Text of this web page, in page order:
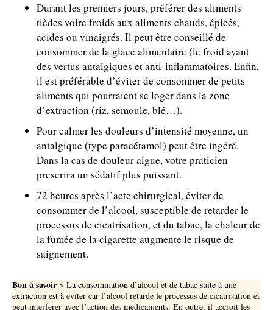
Durant les premiers jours, préférer des aliments
tièdes voire froids aux aliments chauds, épicés,
acides ou vinaigrés. Il peut être conseillé de
consommer de la glace alimentaire (le froid ayant
des vertus antalgiques et anti-inflammatoires. Enfin,
il est préférable d’éviter de consommer de petits
aliments qui pourraient se loger dans la zone
d’extraction (riz, semoule, blé…).
Pour calmer les douleurs d’intensité moyenne, un
antalgique (type paracétamol) peut être ingéré.
Dans la cas de douleur aigue, votre praticien
prescrira un sédatif plus puissant.
72 heures après l’acte chirurgical, éviter de
consommer de l’alcool, susceptible de retarder le
processus de cicatrisation, et du tabac, la chaleur de
la fumée de la cigarette augmente le risque de
saignement.
Bon à savoir > La consommation d’alcool et de tabac suite à une
extraction est à éviter car l’alcool retarde le processus de cicatrisation et
peut interférer avec l’action des médicaments. En outre, il accroit les